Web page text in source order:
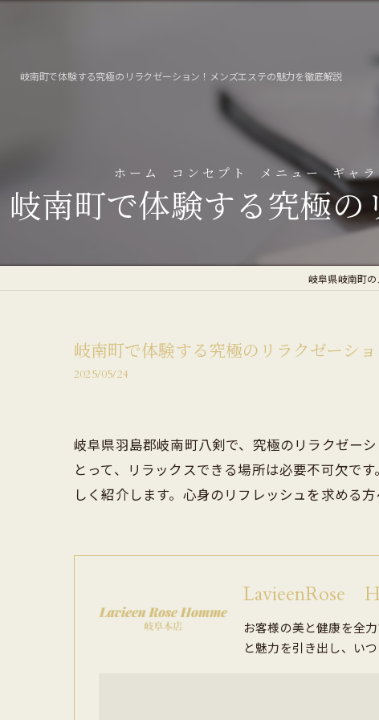
岐南町で体験する究極のリラクゼーション！メンズエステの魅力を徹底解説
ホーム コンセプト メニュー ギャ
よくあ
岐南町で体験する究極
岐阜県岐南町
岐南町で体験する究極のリラクゼーシ
2025/05/24
岐阜県羽島郡岐南町八剣で、究極のリラクゼー
とって、リラックスできる場所は必要不可欠で
しく紹介します。心身のリフレッシュを求める
LavieenRose
お客様の美と健康を全
と魅力を引き出し、い